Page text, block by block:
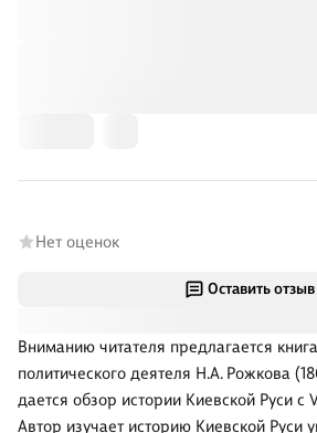
Оставить отзыв
Вниманию читателя предлагается
политического деятеля Н.А. Рожкова
дается обзор истории Киевской Руси с
Автор изучает историю Киевской Руси
Нет оценок